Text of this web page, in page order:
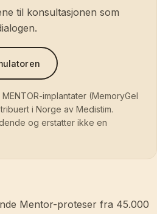
til konsultasjonen som
implantater (MemoryGel
i Norge av Medistim.
og erstatter ikke en
Mentor-proteser fra 45.000